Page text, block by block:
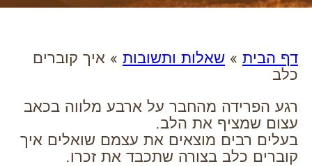
דף הבית » שאלות ותשובות » איך קוברים
כלב
רגע הפרידה מהחבר על ארבע מלווה בכאב
עצום שמציף את הלב.
בעלים רבים מוצאים את עצמם שואלים איך
קוברים כלב בצורה שתכבד את זכרו.